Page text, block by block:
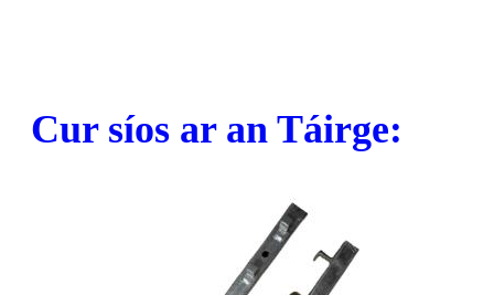
Cur síos ar an Táirge: